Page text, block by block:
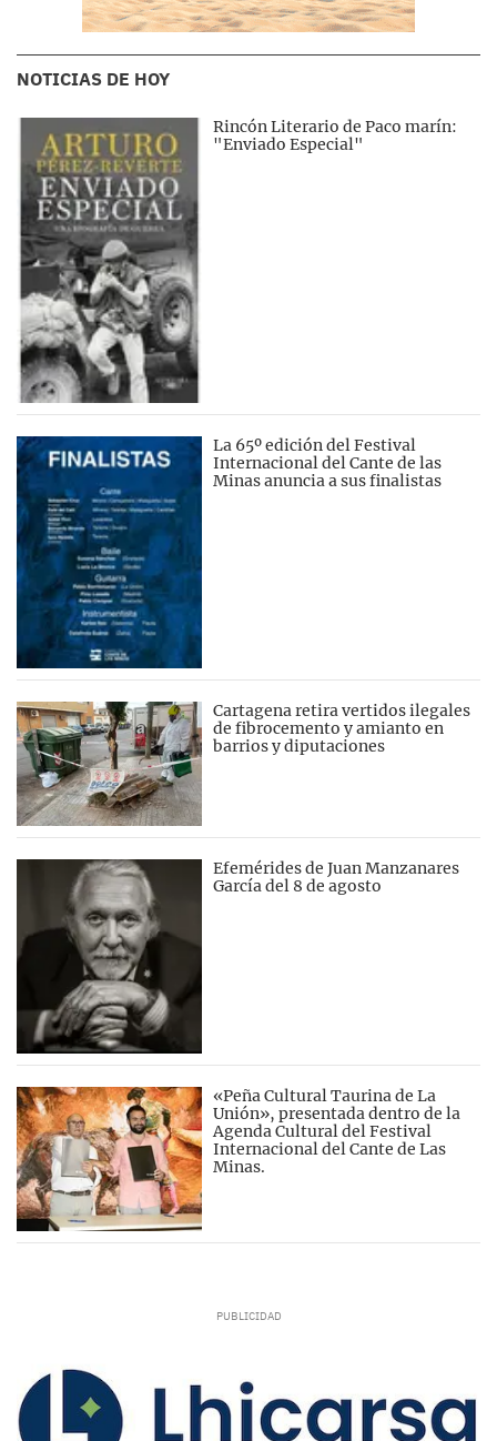
NOTICIAS DE HOY
Rincón Literario de Paco marín:
"Enviado Especial"
La 65º edición del Festival
Internacional del Cante de las
Minas anuncia a sus finalistas
Cartagena retira vertidos ilegales
de fibrocemento y amianto en
barrios y diputaciones
Efemérides de Juan Manzanares
García del 8 de agosto
«Peña Cultural Taurina de La
Unión», presentada dentro de la
Agenda Cultural del Festival
Internacional del Cante de Las
Minas.